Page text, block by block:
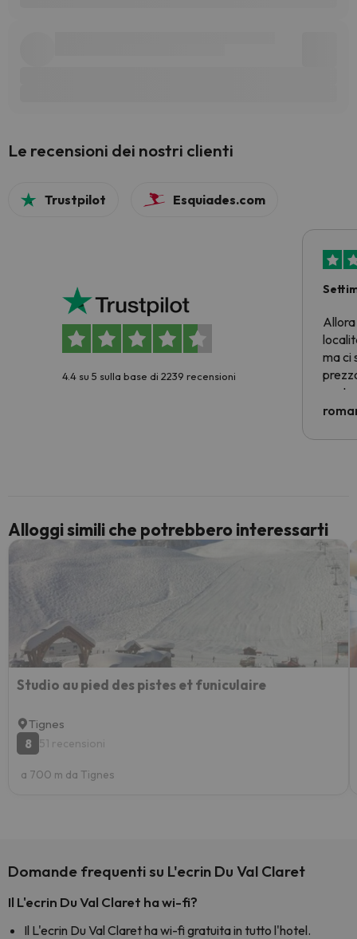
Le recensioni dei nostri clienti
Trustpilot Esquiades.com
4.4 su 5 sulla base di 2239 recensioni
Allora
ma ci
Alloggi simili che potrebbero interessarti
Studio au pied des pistes et funiculaire
Tignes
8
51 recensioni
a 700 m da Tignes
Domande frequenti su L'ecrin Du Val Claret
Il L'ecrin Du Val Claret ha wi-fi?
Il L'ecrin Du Val Claret ha wi-fi gratuita in tutto l'hotel.